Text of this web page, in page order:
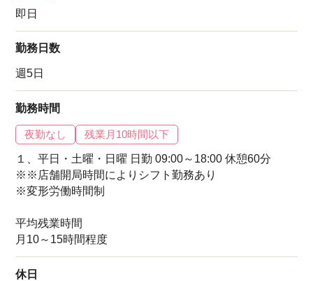
即日
勤務日数
週5日
勤務時間
夜勤なし 残業月10時間以下
１、平日・土曜・日曜 日勤 09:00～18:00 休憩60分
※※店舗開局時間によりシフト勤務あり
※変形労働時間制
平均残業時間
月10～15時間程度
休日